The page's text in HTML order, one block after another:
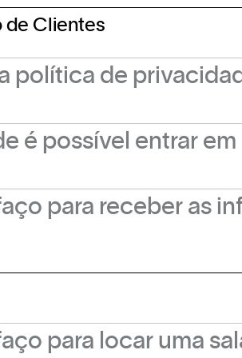
de identidade na hora da retirada.
de Clientes
política de
política de privacidade
é possível entrar
em contato com o
61 3403-5300, pelo nosso
para receber as
para locar uma